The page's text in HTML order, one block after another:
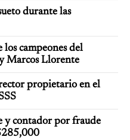
durante las
campeones del
Marcos Llorente
propietario en el
y contador por fraude